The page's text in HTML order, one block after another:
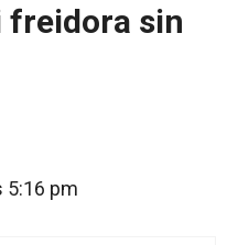
freidora sin
5:16 pm